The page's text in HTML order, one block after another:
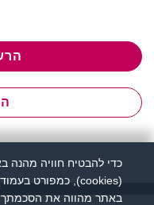
כדי להבטיח חוויה מהנה
(cookies), כמפורט בעמוד
באתר מהווה את הסכמתך